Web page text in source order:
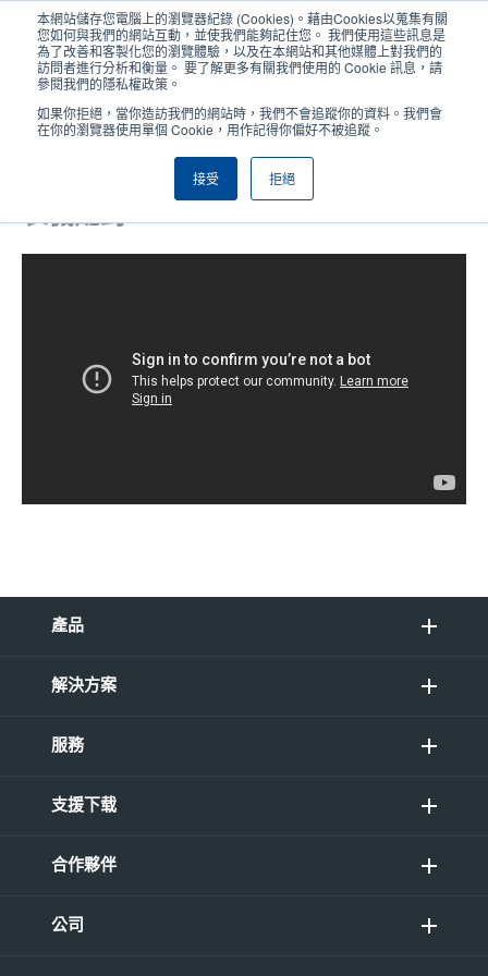
本網站儲存您電腦上的瀏覽器紀錄 (Cookies)。藉由Cookies以蒐集有關
您如何與我們的網站互動，並使我們能夠記住您。 我們使用這些訊息是
為了改善和客製化您的瀏覽體驗，以及在本網站和其他媒體上對我們的
訪問者進行分析和衡量。 要了解更多有關我們使用的 Cookie 訊息，請
參閱我們的隱私權政策。
如果你拒絕，當你造訪我們的網站時，我們不會追蹤你的資料。我們會
在你的瀏覽器使用單個 Cookie，用作記得你偏好不被追蹤。
接受 拒絕
User
menu
User
Header
Alpha-3R：將WinCE手持設備與印
表機配對
產品
解決方案
服務
支援下载
合作夥伴
公司